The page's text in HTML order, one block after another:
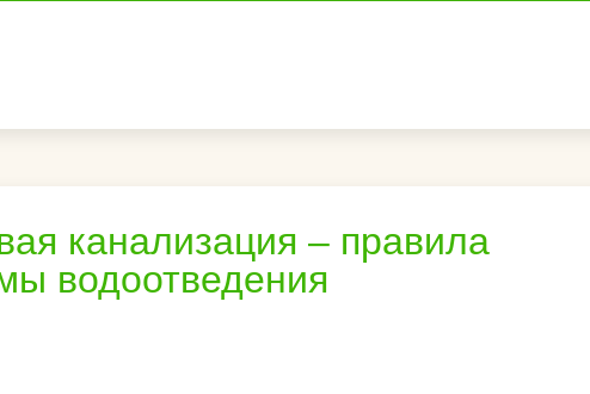
канализация – правила
водоотведения